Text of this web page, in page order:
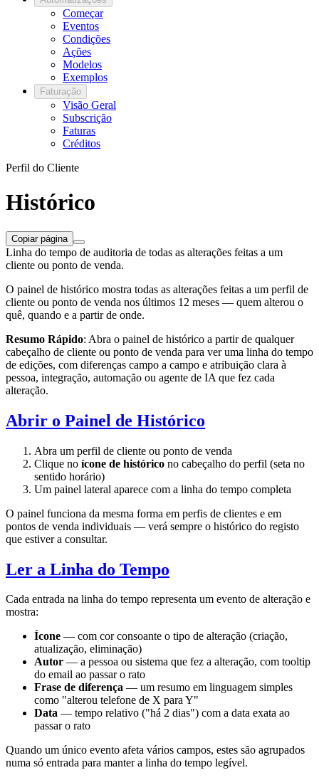
Começar
Eventos
Condições
Ações
Modelos
Exemplos
Faturação
Visão Geral
Subscrição
Faturas
Créditos
Perfil do Cliente
Histórico
Copiar página
Linha do tempo de auditoria de todas as alterações feitas a um
cliente ou ponto de venda.
O painel de histórico mostra todas as alterações feitas a um perfil de
cliente ou ponto de venda nos últimos 12 meses — quem alterou o
quê, quando e a partir de onde.
Resumo Rápido: Abra o painel de histórico a partir de qualquer
cabeçalho de cliente ou ponto de venda para ver uma linha do tempo
de edições, com diferenças campo a campo e atribuição clara à
pessoa, integração, automação ou agente de IA que fez cada
alteração.
Abrir o Painel de Histórico
Abra um perfil de cliente ou ponto de venda
Clique no ícone de histórico no cabeçalho do perfil (seta no
sentido horário)
Um painel lateral aparece com a linha do tempo completa
O painel funciona da mesma forma em perfis de clientes e em
pontos de venda individuais — verá sempre o histórico do registo
que estiver a consultar.
Ler a Linha do Tempo
Cada entrada na linha do tempo representa um evento de alteração e
mostra:
Ícone — com cor consoante o tipo de alteração (criação,
atualização, eliminação)
Autor — a pessoa ou sistema que fez a alteração, com tooltip
do email ao passar o rato
Frase de diferença — um resumo em linguagem simples
como "alterou telefone de X para Y"
Data — tempo relativo ("há 2 dias") com a data exata ao
passar o rato
Quando um único evento afeta vários campos, estes são agrupados
numa só entrada para manter a linha do tempo legível.